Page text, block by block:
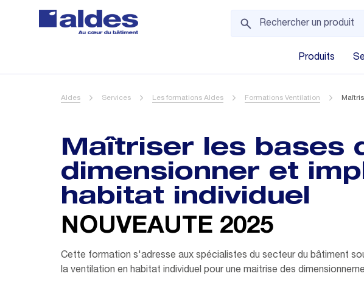
Produits
Aldes Services Les formations Aldes Formations Ventilation
Maîtriser les bases
dimensionner et
habitat individuel
NOUVEAUTE 2025
Cette formation s'adresse aux spécialistes du secteur du bâtiment
la ventilation en habitat individuel pour une maitrise des